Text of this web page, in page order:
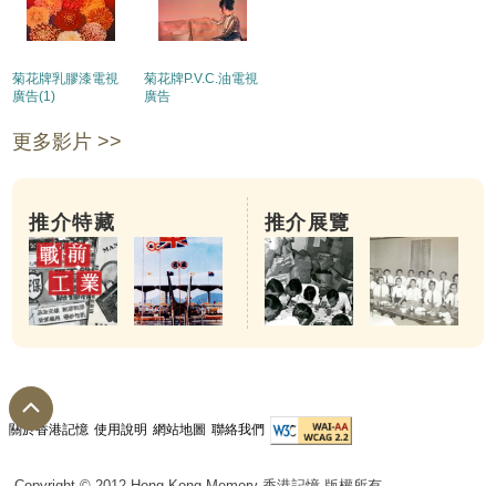
菊花牌乳膠漆電視
廣告(1)
菊花牌P.V.C.油電視
廣告
更多影片 >>
推介特藏 推介展覽
關於香港記憶 使用說明 網站地圖 聯絡我們